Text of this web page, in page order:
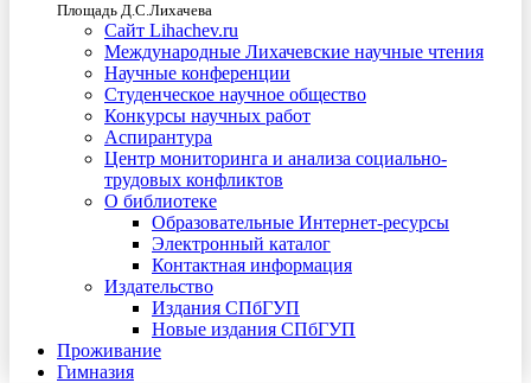
Площадь Д.С.Лихачева
Сайт Lihachev.ru
Международные Лихачевские научные чтения
Научные конференции
Студенческое научное общество
Конкурсы научных работ
Аспирантура
Центр мониторинга и анализа социально-
трудовых конфликтов
О библиотеке
Образовательные Интернет-ресурсы
Электронный каталог
Контактная информация
Издательство
Издания СПбГУП
Новые издания СПбГУП
Проживание
Гимназия